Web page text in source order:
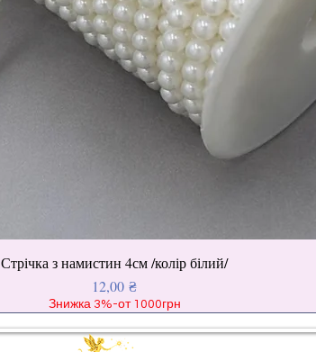
Стрічка з намистин 4см /колір білий/
Ціна
12,00 ₴
Знижка 3%-от 1000грн